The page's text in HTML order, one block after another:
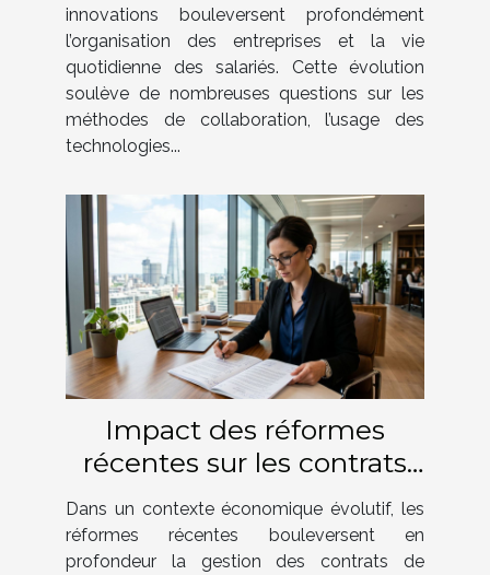
innovations bouleversent profondément
l’organisation des entreprises et la vie
quotidienne des salariés. Cette évolution
soulève de nombreuses questions sur les
méthodes de collaboration, l’usage des
technologies...
Impact des réformes
récentes sur les contrats
de travail ?
Dans un contexte économique évolutif, les
réformes récentes bouleversent en
profondeur la gestion des contrats de